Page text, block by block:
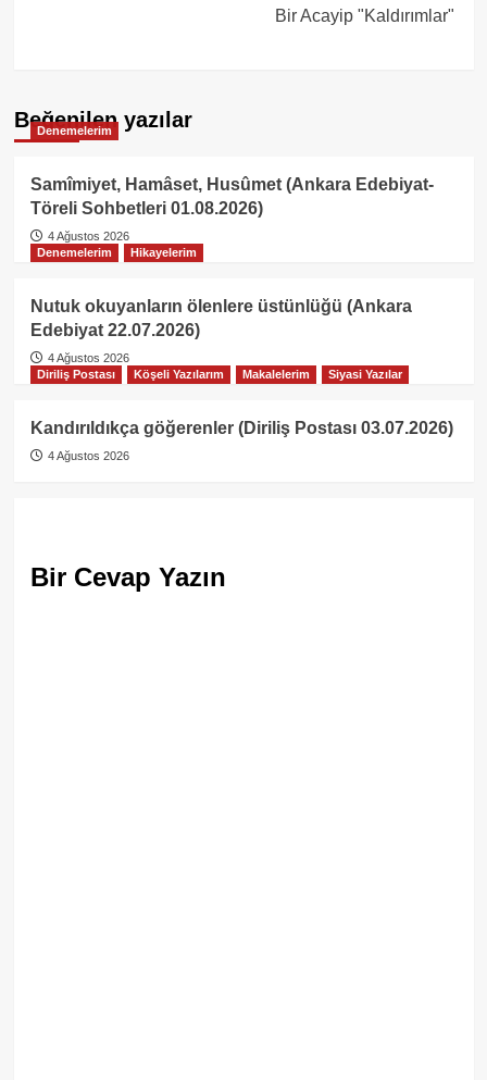
Bir Acayip "Kaldırımlar"
Beğenilen yazılar
Denemelerim
Samîmiyet, Hamâset, Husûmet (Ankara Edebiyat-
Töreli Sohbetleri 01.08.2026)
4 Ağustos 2026
Denemelerim
Hikayelerim
Nutuk okuyanların ölenlere üstünlüğü (Ankara
Edebiyat 22.07.2026)
4 Ağustos 2026
Diriliş Postası
Köşeli Yazılarım Makalelerim Siyasi Yazılar
Kandırıldıkça göğerenler (Diriliş Postası 03.07.2026)
4 Ağustos 2026
Bir Cevap Yazın